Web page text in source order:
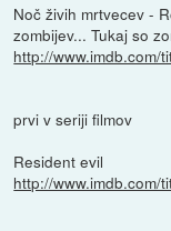
Noč živih mrtvecev -
zombijev... Tukaj so
http://www.imdb.com/
prvi v seriji filmov
Resident evil
http://www.imdb.com/